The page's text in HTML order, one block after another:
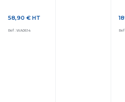
Prix
58,90 € HT
Ref : WA0614